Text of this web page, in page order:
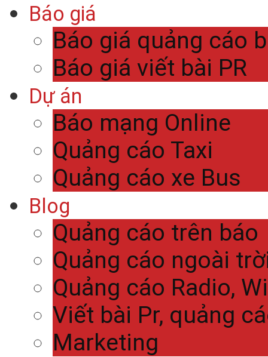
Báo giá
Báo giá quảng cáo
Báo giá viết bài PR
Dự án
Báo mạng Online
Quảng cáo Taxi
Quảng cáo xe Bus
Blog
Quảng cáo trên báo
Quảng cáo ngoài
Quảng cáo Radio,
Viết bài Pr, quảng
Marketing